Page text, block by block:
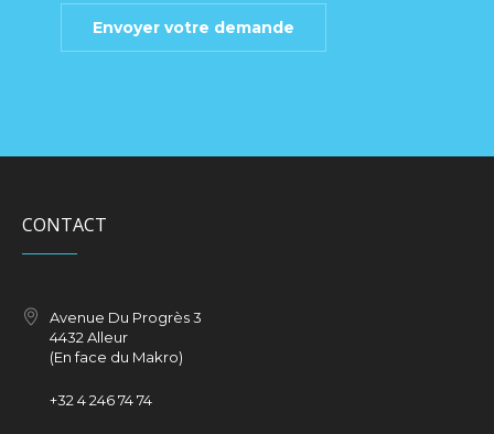
CONTACT
Avenue Du Progrès 3
4432 Alleur
(En face du Makro)
+324 246 74 74